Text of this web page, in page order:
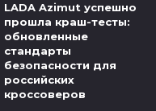
LADA Azimut успешно
прошла краш-тесты:
обновленные
стандарты
безопасности для
российских
кроссоверов